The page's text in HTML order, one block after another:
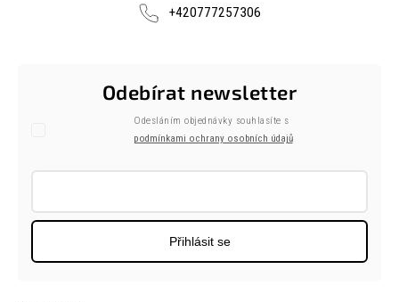
+420777257306
Odebírat newsletter
Odesláním objednávky souhlasíte s
podmínkami ochrany osobních údajů
Přihlásit se